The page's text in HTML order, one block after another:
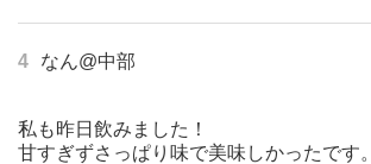
4 なん@中部
私も昨日飲みました！
甘すぎずさっぱり味で美味しかったです。